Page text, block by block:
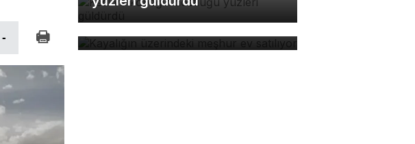
-
Kayalığın üzerindeki meşhur
ev satılıyor